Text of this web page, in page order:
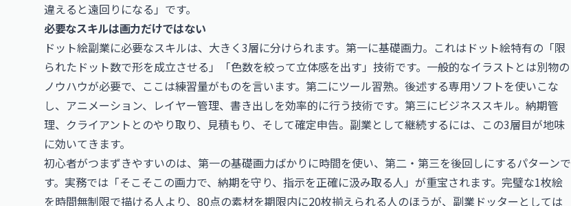
違えると遠回りになる」です。
必要なスキルは画力だけではない
ドット絵副業に必要なスキルは、大きく3層に分けられます。第一に基礎画力。これはドット絵特有の「限
られたドット数で形を成立させる」「色数を絞って立体感を出す」技術です。一般的なイラストとは別物の
ノウハウが必要で、ここは練習量がものを言います。第二にツール習熟。後述する専用ソフトを使いこな
し、アニメーション、レイヤー管理、書き出しを効率的に行う技術です。第三にビジネススキル。納期管
理、クライアントとのやり取り、見積もり、そして確定申告。副業として継続するには、この3層目が地味
に効いてきます。
初心者がつまずきやすいのは、第一の基礎画力ばかりに時間を使い、第二・第三を後回しにするパターンで
す。実務では「そこそこの画力で、納期を守り、指示を正確に汲み取る人」が重宝されます。完璧な1枚絵
を時間無制限で描ける人より、80点の素材を期限内に20枚揃えられる人のほうが、副業ドッターとしては